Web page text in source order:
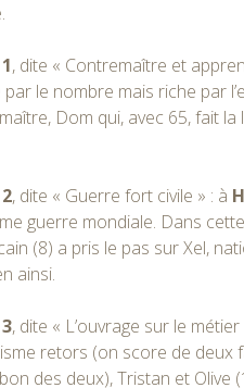
, dite « Contremaître et
par le nombre mais riche par
Dom qui, avec 65, fait
, dite « Guerre fort civile » : à
guerre mondiale. Dans
(8) a pris le pas sur Xel,
ainsi.
, dite « L’ouvrage sur le métier
retors (on score de deux
des deux), Tristan et Olive